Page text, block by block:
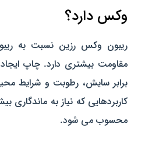
وکس دارد؟
ریبون وکس رزین نسبت به
مقاومت بیشتری دارد. چاپ
برابر سایش، رطوبت و شرایط
کاربردهایی که نیاز به ماندگاری
محسوب می‌ شود.